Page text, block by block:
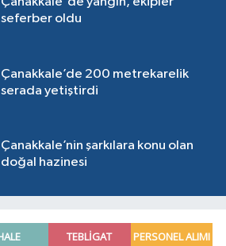
seferber oldu
Çanakkale’de 200 metrekarelik
serada yetiştirdi
Çanakkale’nin şarkılara konu olan
doğal hazinesi